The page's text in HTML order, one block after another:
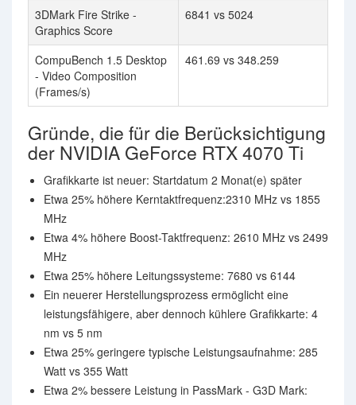
3DMark Fire Strike -
Graphics Score
6841 vs 5024
CompuBench 1.5 Desktop
- Video Composition
(Frames/s)
461.69 vs 348.259
Gründe, die für die Berücksichtigung
der NVIDIA GeForce RTX 4070 Ti
Grafikkarte ist neuer: Startdatum 2 Monat(e) später
Etwa 25% höhere Kerntaktfrequenz:2310 MHz vs 1855
MHz
Etwa 4% höhere Boost-Taktfrequenz: 2610 MHz vs 2499
MHz
Etwa 25% höhere Leitungssysteme: 7680 vs 6144
Ein neuerer Herstellungsprozess ermöglicht eine
leistungsfähigere, aber dennoch kühlere Grafikkarte: 4
nm vs 5 nm
Etwa 25% geringere typische Leistungsaufnahme: 285
Watt vs 355 Watt
Etwa 2% bessere Leistung in PassMark - G3D Mark: